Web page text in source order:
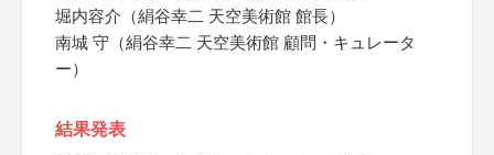
堀内容介（絹谷幸二 天空美術館 館長）
南城 守（絹谷幸二 天空美術館 顧問・キュレータ
ー）
結果発表